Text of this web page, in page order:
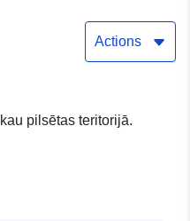
Actions
pilsētas teritorijā.